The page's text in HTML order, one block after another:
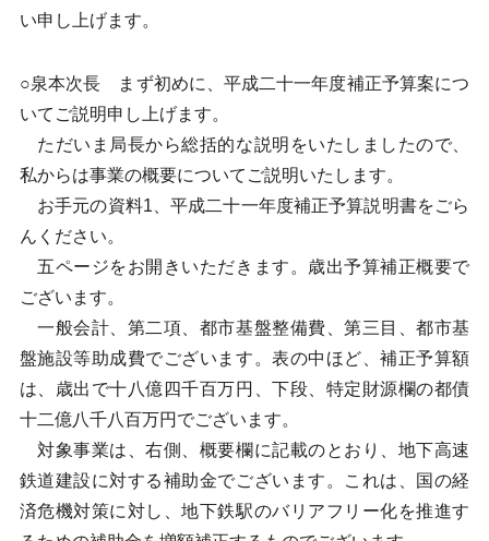
い申し上げます。
○泉本次長 まず初めに、平成二十一年度補正予算案につ
いてご説明申し上げます。
ただいま局長から総括的な説明をいたしましたので、
私からは事業の概要についてご説明いたします。
お手元の資料1、平成二十一年度補正予算説明書をごら
んください。
五ページをお開きいただきます。歳出予算補正概要で
ございます。
一般会計、第二項、都市基盤整備費、第三目、都市基
盤施設等助成費でございます。表の中ほど、補正予算額
は、歳出で十八億四千百万円、下段、特定財源欄の都債
十二億八千八百万円でございます。
対象事業は、右側、概要欄に記載のとおり、地下高速
鉄道建設に対する補助金でございます。これは、国の経
済危機対策に対し、地下鉄駅のバリアフリー化を推進す